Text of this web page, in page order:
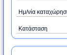
Ημ/νία
Κατάσταση